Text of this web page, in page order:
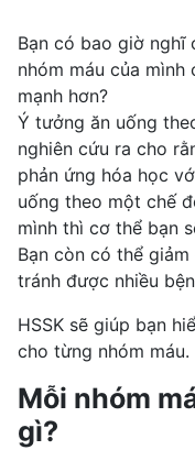
Bạn có bao giờ nghĩ
nhóm máu của
mạnh hơn?
Ý tưởng ăn uống
nghiên cứu ra cho
phản ứng hóa học
uống theo một chế
mình thì cơ thể bạn
Bạn còn có thể
tránh được nhiều
HSSK sẽ giúp bạn
cho từng nhóm máu.
Mỗi nhóm
gì?